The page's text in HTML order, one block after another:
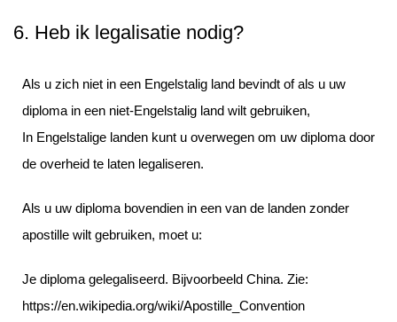
6. Heb ik legalisatie nodig?
Als u zich niet in een Engelstalig land bevindt of als u uw
diploma in een niet-Engelstalig land wilt gebruiken,
In Engelstalige landen kunt u overwegen om uw diploma door
de overheid te laten legaliseren.
Als u uw diploma bovendien in een van de landen zonder
apostille wilt gebruiken, moet u:
Je diploma gelegaliseerd. Bijvoorbeeld China. Zie:
https://en.wikipedia.org/wiki/Apostille_Convention